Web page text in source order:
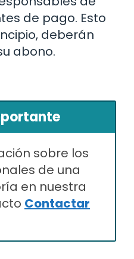
de pago. Esto
deberán
abono.
sobre los
de una
en nuestra
Contactar